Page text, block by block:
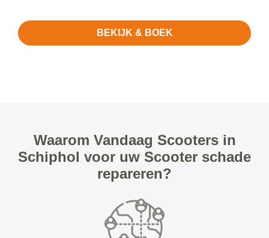
BEKIJK & BOEK
Waarom Vandaag Scooters in
Schiphol voor uw Scooter schade
repareren?